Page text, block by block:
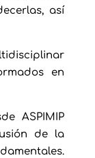
así
en
ASPIMIP
de la